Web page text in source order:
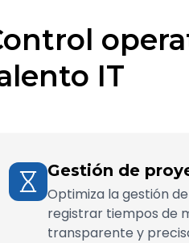
IT
Gestión de
Optimiza la gestión
registrar tiempos de
transparente y